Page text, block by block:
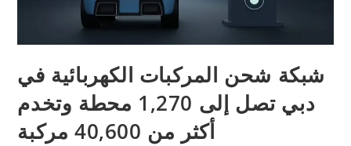
شبكة شحن المركبات الكهربائية في
دبي تصل إلى 1,270 محطة وتخدم
أكثر من 40,600 مركبة